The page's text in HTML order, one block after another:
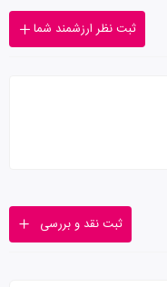
ثبت نظر ارزشمند شما
ثبت نقد و بررسی